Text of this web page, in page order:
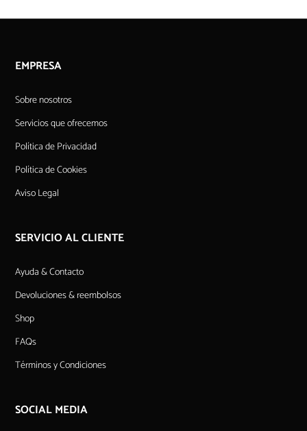
EMPRESA
Sobre nosotros
Servicios que ofrecemos
Política de Privacidad
Política de Cookies
Aviso Legal
SERVICIO AL CLIENTE
Ayuda & Contacto
Devoluciones & reembolsos
Shop
FAQs
Términos y Condiciones
SOCIAL MEDIA